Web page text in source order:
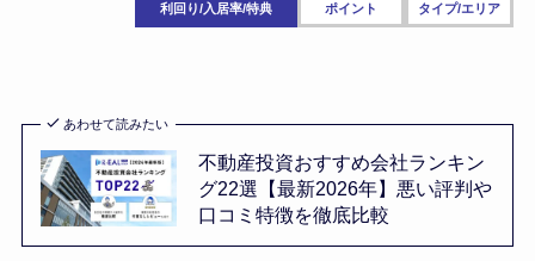
利回り/入居率/特典 ポイント タイプ/エリア
あわせて読みたい
不動産投資おすすめ会社ランキン
グ22選【最新2026年】悪い評判や
口コミ特徴を徹底比較